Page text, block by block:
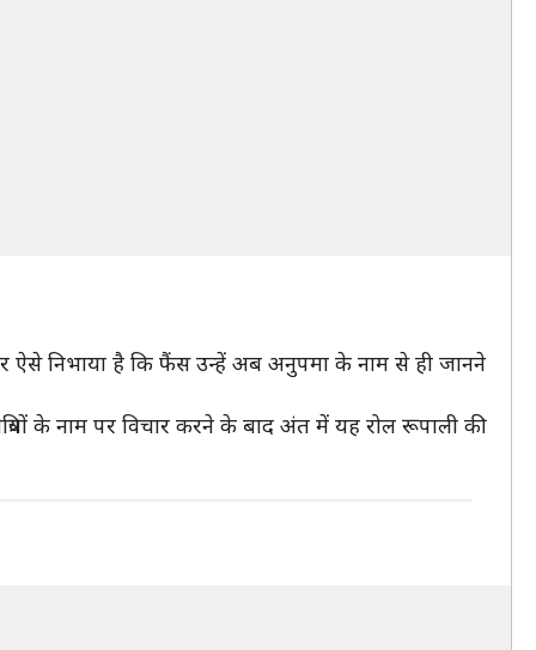
निभाया है कि फैंस उन्हें अब अनुपमा के नाम से ही जानने
के नाम पर विचार करने के बाद अंत में यह रोल रूपाली की